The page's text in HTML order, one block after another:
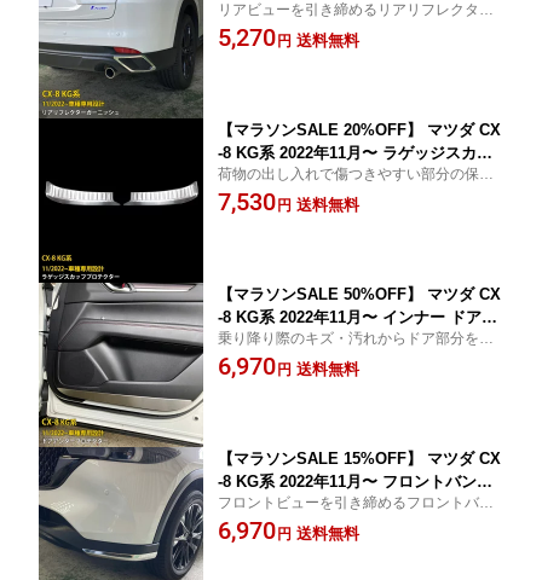
ーガーニッシュ リフレクターカバー プ
ロテクター 傷付き防止 保護 SUS304ス
リアビューを引き締めるリアリフレクター
ガーニッシュ！ 超強力両面テープ施工済
み、貼るだけの簡単取付！
5,270 円 送料無料
【マラソンSALE 20%OFF】 マツダ CX
-8 KG系 2022年11月〜 ラゲッジスカッ
フプロテクター リアバンパー ステップ
ガード ガーニッシュ トランク 傷付き防
荷物の出し入れで傷つきやすい部分の保護
に！ 超強力両面テープ施工済み、貼るだけ
の簡単取付！
7,530 円 送料無料
【マラソンSALE 50%OFF】 マツダ CX
-8 KG系 2022年11月〜 インナー ドアア
ンダープロテクター ドア キックガード
ドアパネル 傷付き防止 保護 SUS304ス
乗り降り際のキズ・汚れからドア部分を保
護！ 超強力両面テープ施工済み、貼るだけ
の簡単取付！
6,970 円 送料無料
【マラソンSALE 15%OFF】 マツダ CX
-8 KG系 2022年11月〜 フロントバンパ
ーコーナートリム プロテクター ガーニ
ッシュ 傷付き防止 保護 SUS304ステン
フロントビューを引き締めるフロントバン
パーカバー！ 超強力両面テープ施工済み、
貼るだけの簡単取付！
6,970 円 送料無料